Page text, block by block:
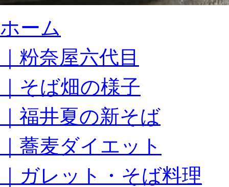
ン
ツ
プ
ホーム
｜粉奈屋六代目
｜そば畑の様子
｜福井夏の新そば
｜蕎麦ダイエット
｜ガレット・そば料理